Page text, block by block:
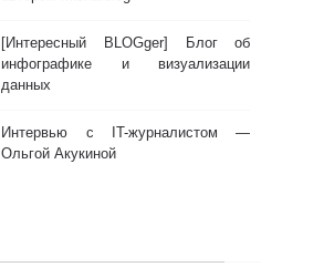
[Интересный BLOGger] Блог об
инфографике и визуализации
данных
Интервью с IT-журналистом —
Ольгой Акукиной